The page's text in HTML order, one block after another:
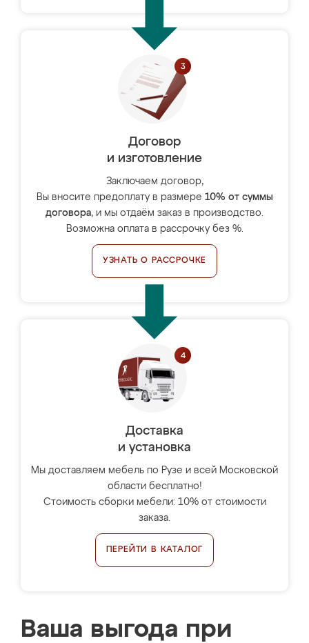
Договор
и изготовление
Заключаем договор,
Вы вносите предоплату в размере 10% от суммы
договора, и мы отдаём заказ в производство.
Возможна оплата в рассрочку без %.
УЗНАТЬ О РАССРОЧКЕ
Доставка
и установка
Мы доставляем мебель по Рузе и всей Московской
области бесплатно!
Стоимость сборки мебели: 10% от стоимости
заказа.
ПЕРЕЙТИ В КАТАЛОГ
Ваша выгода при